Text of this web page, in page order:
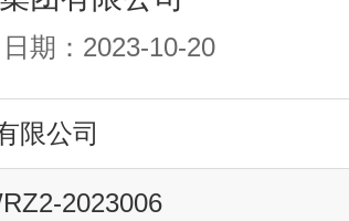
期：2023-10-20
限公司
2023006